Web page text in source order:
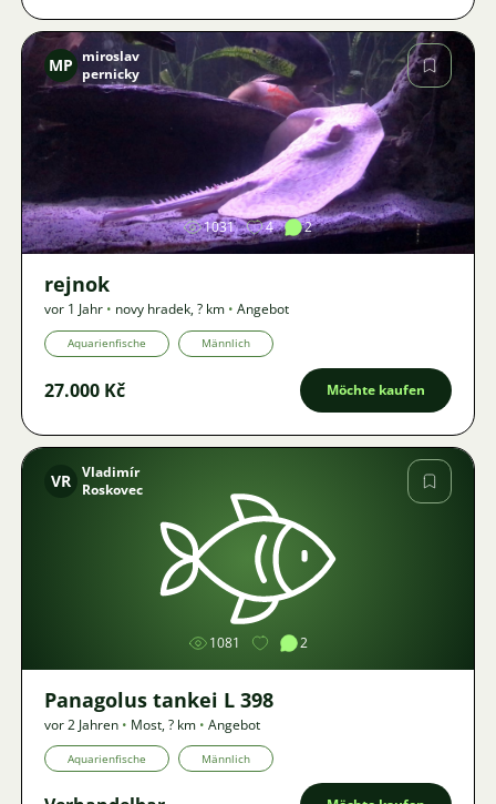
Bild
MP miroslav
pernicky
1031 4 2
rejnok
vor 1 Jahr • novy hradek,? km • Angebot
Aquarienfische Männlich
27.000 Kč Möchte kaufen
Bild
VR Vladimír
Roskovec
1081 2
Panagolus tankei L 398
vor 2 Jahren • Most,? km • Angebot
Aquarienfische Männlich